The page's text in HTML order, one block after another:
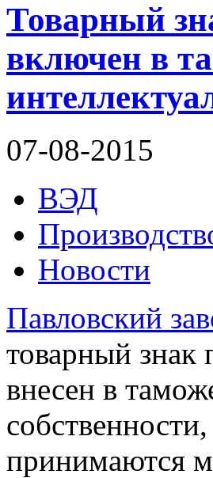
Товарный
включен в
07-08-2015
ВЭД
Новости
Павловский
товарный знак
внесен в
принимаются